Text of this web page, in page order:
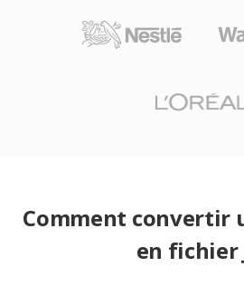
Comment convertir
en fichier